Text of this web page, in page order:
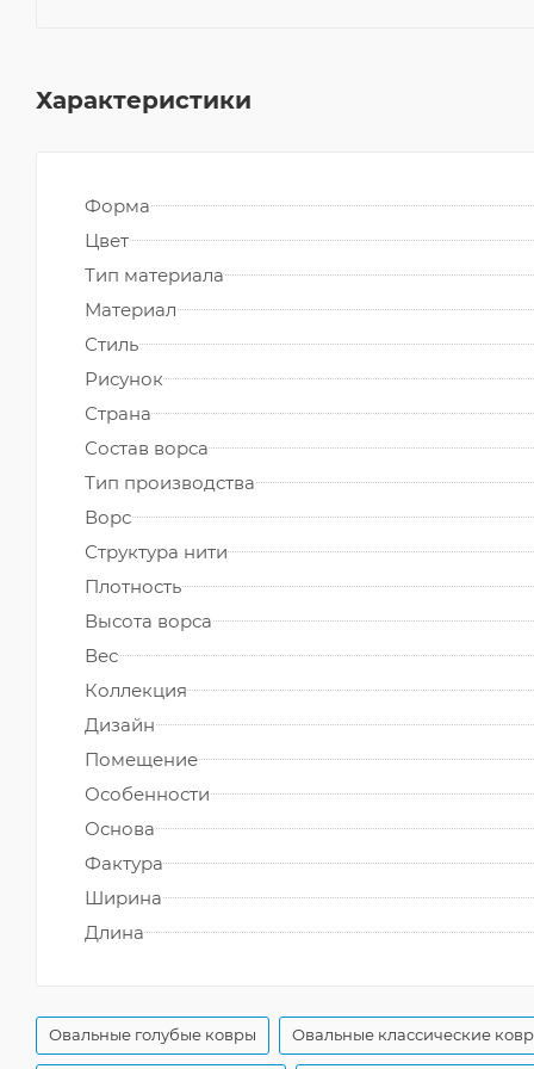
Характеристики
Форма
Цвет
Тип материала
Материал
Стиль
Рисунок
Страна
Состав ворса
Тип производства
Ворс
Структура нити
Плотность
Высота ворса
Вес
Коллекция
Дизайн
Помещение
Особенности
Основа
Фактура
Ширина
Длина
Овальные голубые ковры Овальные классические